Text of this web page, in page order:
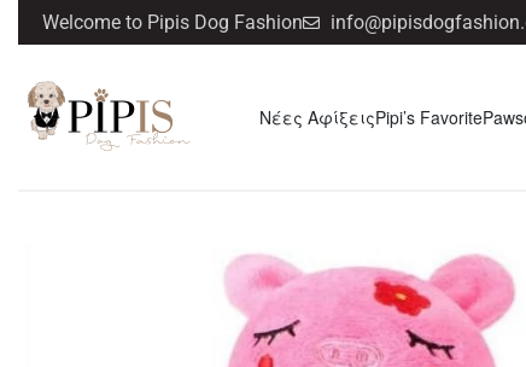
Welcome to Pipis Dog Fashion
Νέες ΑφίξειςPipi’s Favorite